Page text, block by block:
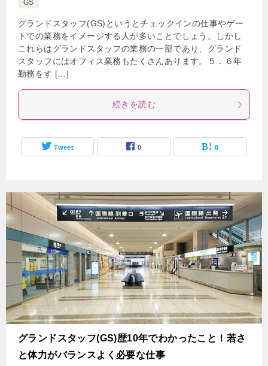
GS
グランドスタッフ(GS)というとチェックインの仕事やゲー
トでの業務をイメージする人が多いことでしょう。しかし
これらはグランドスタッフの業務の一部であり、グランド
スタッフにはオフィス業務もたくさんあります。５．６年
勤務をす […]
続きを読む
Tweet 0 0
グランドスタッフ(GS)歴10年でわかったこと！若さ
と体力がバランスよく必要な仕事